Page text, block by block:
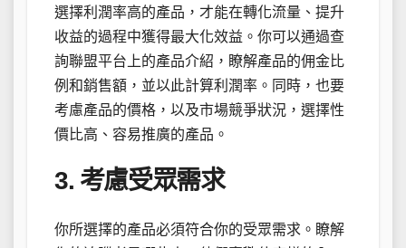
選擇利潤率高的產品，才能在轉化流量、提升
收益的過程中獲得最大化效益。你可以通過查
詢聯盟平台上的產品介紹，瞭解產品的佣金比
例和銷售額，並以此計算利潤率。同時，也要
考慮產品的價格，以及市場競爭狀況，選擇性
價比高、容易推廣的產品。
3. 考慮受眾需求
你所選擇的產品必須符合你的受眾需求。瞭解